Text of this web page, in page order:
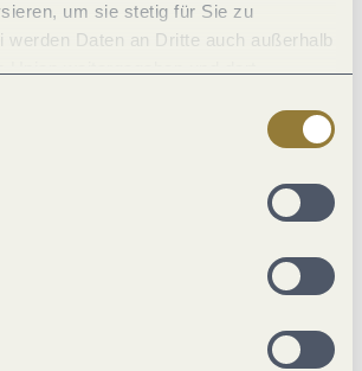
um sie stetig für Sie zu
werden Daten an Dritte auch außerhalb
werden. Mit der Auswahl "Alle
zu Beeinträchtigungen in der Nutzung
18 °C | 27 °C
Technologie und Inhalte der